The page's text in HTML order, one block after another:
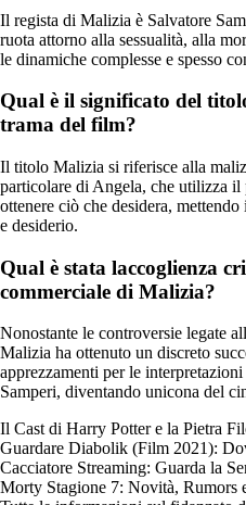
Il regista di Malizia è Salvatore
ruota attorno alla sessualità, alla
le dinamiche complesse e spesso
Qual è il significato del
trama del film?
Il titolo Malizia si riferisce alla
particolare di Angela, che utilizza il
ottenere ciò che desidera,
e desiderio.
Qual è stata laccoglienza
commerciale di Malizia?
Nonostante le controversie legate
Malizia ha ottenuto un discreto
apprezzamenti per le
Samperi, diventando unicona del
Il Cast di Harry Potter e la Pietra
Guardare Diabolik (Film 2021):
Cacciatore Streaming: Guarda la
Morty Stagione 7: Novità, Rumors